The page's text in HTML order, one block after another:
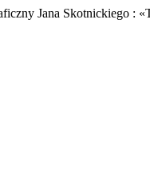
Jana Skotnickiego